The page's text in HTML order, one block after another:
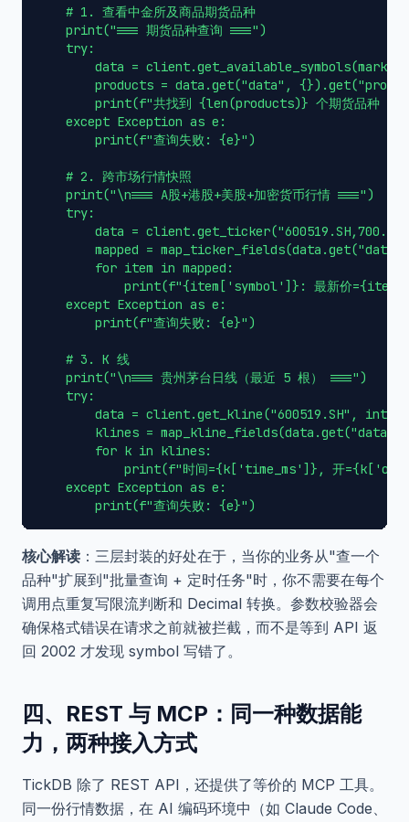
    # 1. 查看中金所及商品期货品种
    print("=== 期货品种查询 ===")
    try:
data =
products = data.get("data",
print(f"共找到 {len(products)} 个期货品种（含
    except Exception as e:
        print(f"查询失败: {e}")
    # 2. 跨市场行情快照
    print("\n=== A股+港股+美股+加密货币行情 ===")
    try:
data =
mapped =
        for item in mapped:
print(f"{item['symbol']}: 最新价
    except Exception as e:
        print(f"查询失败: {e}")
    # 3. K 线
    print("\n=== 贵州茅台日线（最近 5 根） ===")
    try:
data = client.get_kline("600519.SH",
klines = map_kline_fields(data.get("data",
        for k in klines:
print(f"时间={k['time_ms']}, 开
    except Exception as e:
核心解读 ：三层封装的好处在于，当你的业务从"查一个
品种"扩展到"批量查询 + 定时任务"时，你不需要在每个
调用点重复写限流判断和 Decimal 转换。参数校验器会
确保格式错误在请求之前就被拦截，而不是等到 API 返
回 2002 才发现 symbol 写错了。
四、REST 与 MCP：同一种数据能
力，两种接入方式
TickDB 除了 REST API，还提供了等价的 MCP 工具。
同一份行情数据，在 AI 编码环境中（如 Claude Code、